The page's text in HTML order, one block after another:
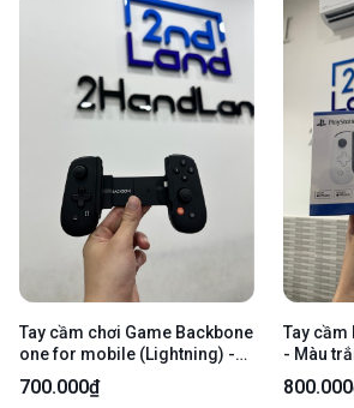
Tay cầm chơi Game Backbone
one for mobile (Lightning) -
Màu đen - Ngoại hình 98% -
Kèm box
700.000₫
Tay cầm
- Màu